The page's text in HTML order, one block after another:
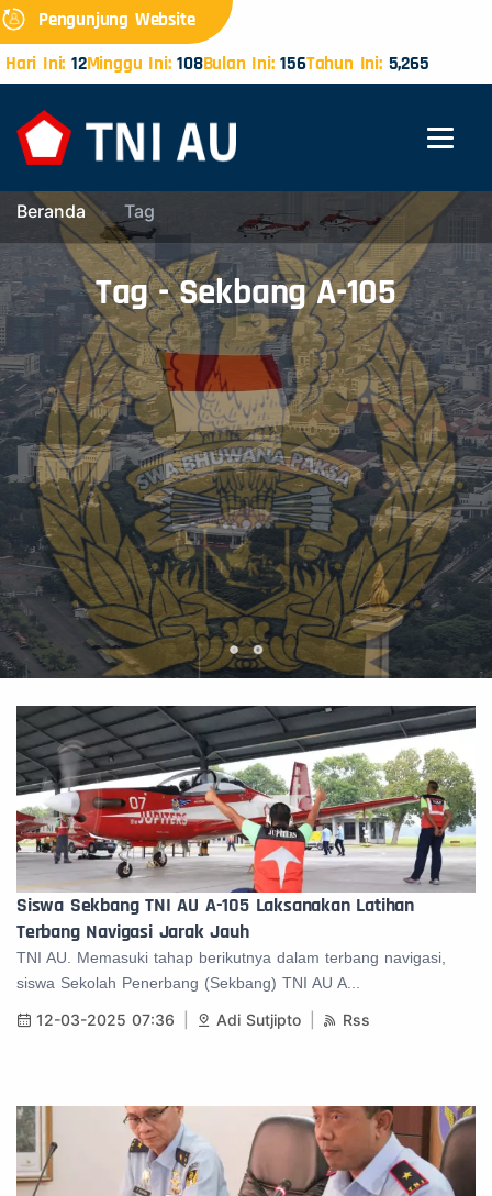
Pengunjung Website
Hari Ini: 12Minggu Ini:108Bulan Ini:156Tahun Ini:5,265
Beranda Tag
Tag - Sekbang A-105
Siswa Sekbang TNI AU A-105 Laksanakan Latihan
Terbang Navigasi Jarak Jauh
TNI AU. Memasuki tahap berikutnya dalam terbang navigasi,
siswa Sekolah Penerbang (Sekbang) TNI AU A...
12-03-2025 07:36 Adi Sutjipto Rss